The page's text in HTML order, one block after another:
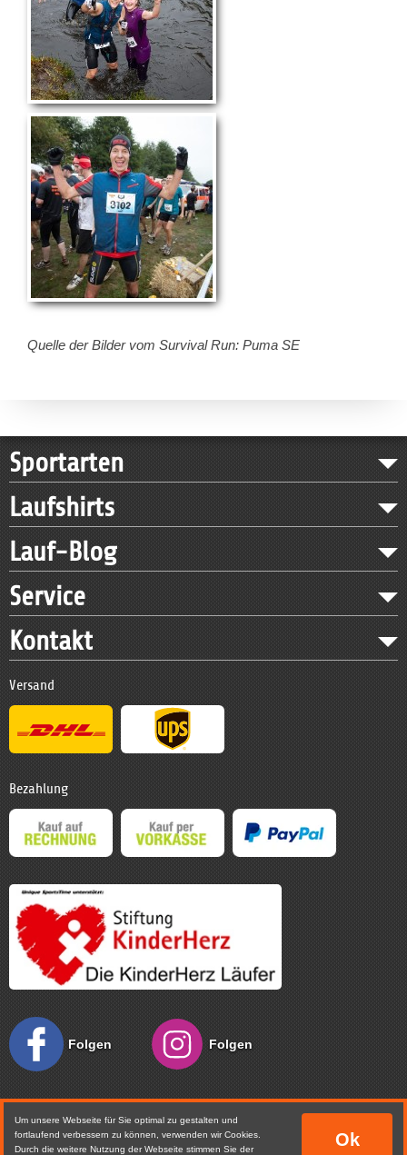
Quelle der Bilder vom Survival Run: Puma SE
Sportarten
Laufshirts
Lauf-Blog
Service
Kontakt
Versand
Bezahlung
Folgen
Sie uns
Folgen
Sie uns
Um unsere Webseite für Sie optimal zu gestalten und
fortlaufend verbessern zu können, verwenden wir Cookies.
Durch die weitere Nutzung der Webseite stimmen Sie der
Ok